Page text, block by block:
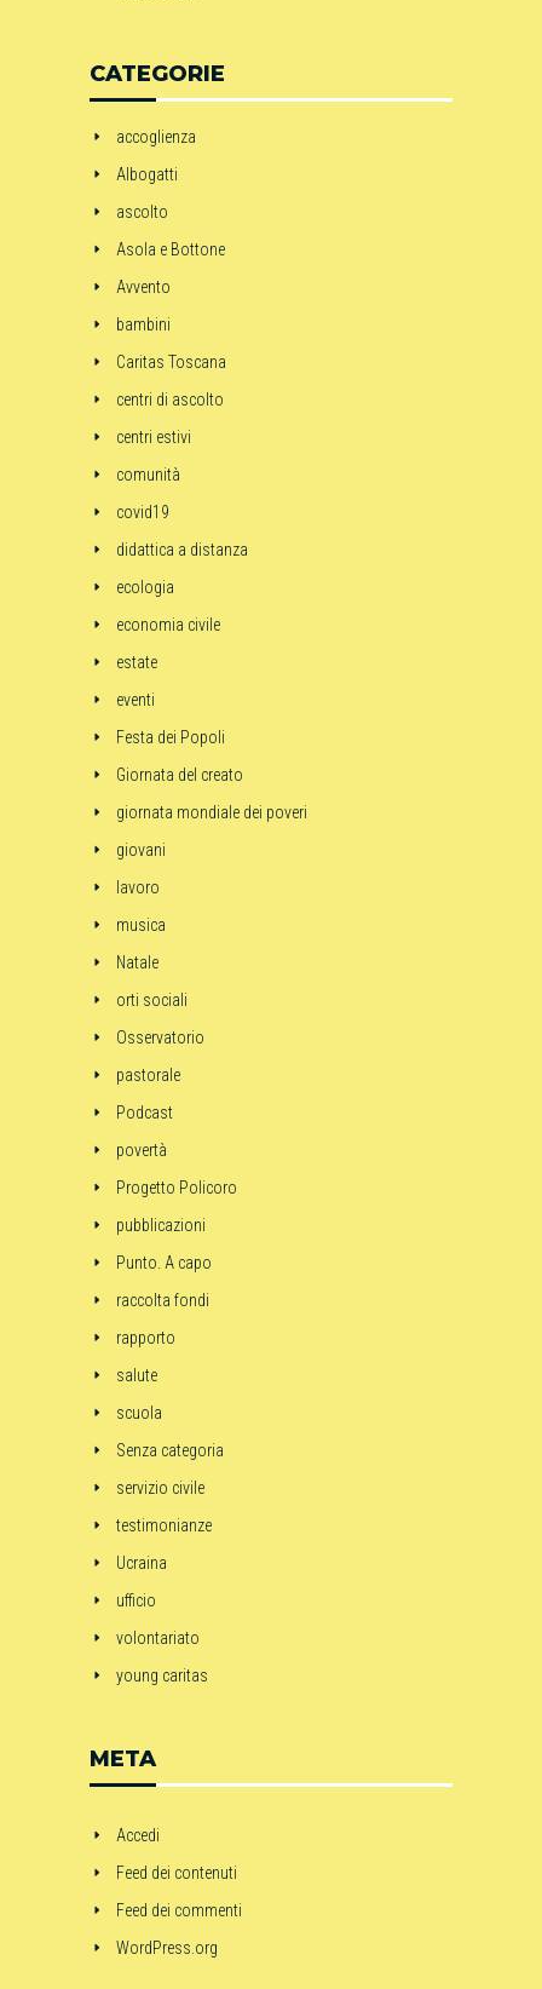
CATEGORIE
accoglienza
Albogatti
ascolto
Asola e Bottone
Avvento
bambini
Caritas Toscana
centri di ascolto
centri estivi
comunità
covid19
didattica a distanza
ecologia
economia civile
estate
eventi
Festa dei Popoli
Giornata del creato
giornata mondiale dei poveri
giovani
lavoro
musica
Natale
orti sociali
Osservatorio
pastorale
Podcast
povertà
Progetto Policoro
pubblicazioni
Punto. A capo
raccolta fondi
rapporto
salute
scuola
Senza categoria
servizio civile
testimonianze
Ucraina
ufficio
volontariato
young caritas
META
Accedi
Feed dei contenuti
Feed dei commenti
WordPress.org